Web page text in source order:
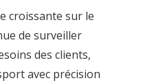
croissante sur le
de surveiller
des clients,
avec précision